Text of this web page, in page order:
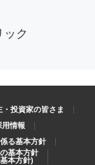
ック
・投資家の皆さま
用情報
る基本方針
基本方針
本方針)